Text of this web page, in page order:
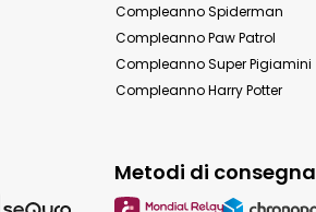
Compleanno Spiderman
Compleanno Paw Patrol
Compleanno Super Pigiamini
Compleanno Harry Potter
Metodi di consegna